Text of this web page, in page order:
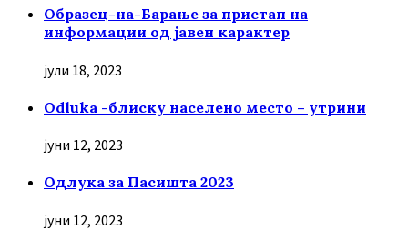
Образец-на-Барање за пристап на
информации од јавен карактер
јули 18, 2023
Odluka -блиску населено место – утрини
јуни 12, 2023
Oдлука за Пасишта 2023
јуни 12, 2023